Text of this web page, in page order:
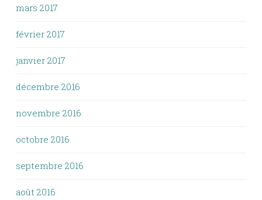
mars 2017
février 2017
janvier 2017
décembre 2016
novembre 2016
octobre 2016
septembre 2016
août 2016